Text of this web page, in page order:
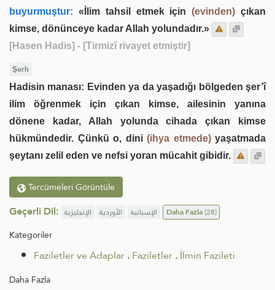
buyurmuştur: «İlim tahsil etmek için(evinden) çıkan
kimse, dönünceye kadar Allah yolundadır.»
[Hasen Hadis] - [Tirmizî rivayet etmiştir]
Şerh
Hadisin manası: Evinden ya da yaşadığı bölgeden şer’î
ilim öğrenmek için çıkan kimse, ailesinin yanına
dönene kadar, Allah yolunda cihada çıkan kimse
hükmündedir. Çünkü o, dini (ihya etmede)yaşatmada
şeytanı zelil eden ve nefsi yoran mücahit gibidir.
Tercümeleri Görüntüle
Geçerli Dil: الإنجليزية الأوردية الإسبانية Daha Fazla(28)
Kategoriler
Faziletler ve Adaplar.Faziletler.İlmin Fazileti
Daha Fazla